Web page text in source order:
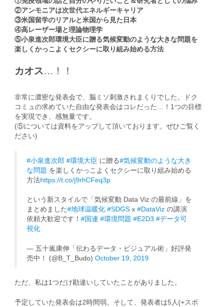
②アンモニアは次世代エネルギーキャリア
③米国留学のリアルと米国から見た日本
④高レーザー場と理論物理学
⑤小泉進次郎環境大臣に贈る気候変動のような大きな問題を
楽しくかっこよくセクシーに取り組み始める方法
カオス…！！
非常に濃密な発表会で、脳ミソ刺激されまくりでした。ドク
コミュの求めていた自由な発表会はコレだった…！1つの目標
を実現でき、感無量です。
(⑤については資料をアップして頂いております。ぜひご覧く
ださい)
#小泉進次郎 #環境大臣 に贈る#気候変動のような大き
な問題 を楽しくかっこよくセクシーに取り組み始める
方法https://t.co/j9rhCFeq3p
という新スタイルで「気候変動 Data Viz の最前線」を
まとめました#地球温暖化 #SDGS x #DataViz の講演
依頼大歓迎です！ #国連 #環境問題 #E2D3 #データ可
視化
— 五十嵐康伸「伝わるデータ・ビジュアル術」好評発
売中！ (@B_T_Budo) October 19, 2019
ただ、私は1つだけ勘違いしていたことがありました。
予定していた発表会は2時間弱。そして、発表者は5人(+スポ